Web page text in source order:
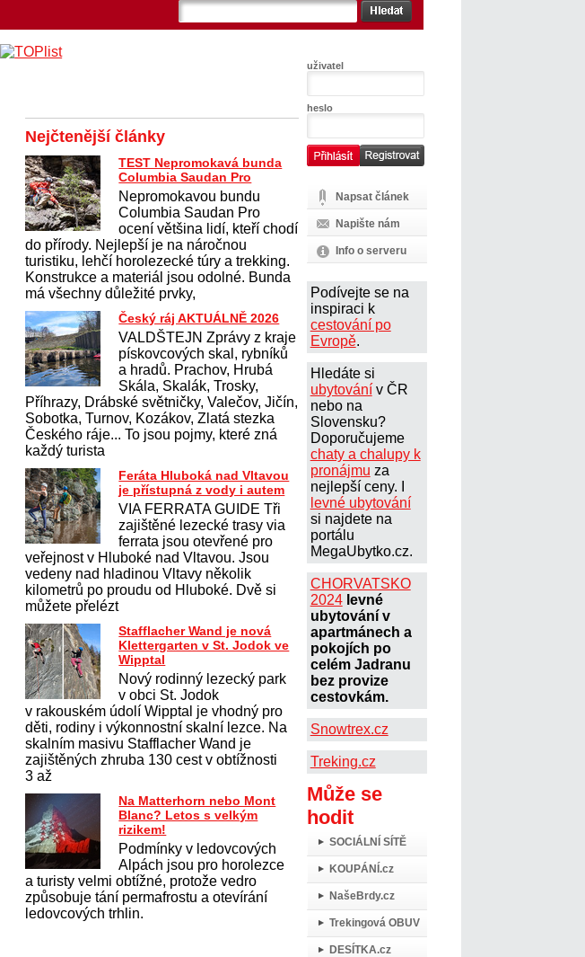
uživatel
heslo
Napsat článek
Napište nám
Info o serveru
Podívejte se na
inspiraci k
cestování po
Evropě.
Hledáte si
ubytovánív ČR
nebo na
Slovensku?
Doporučujeme
chaty a chalupy k
pronájmu za
nejlepší ceny. I
levné ubytování
si najdete na
portálu
MegaUbytko.cz.
CHORVATSKO
2024 levné
ubytování v
apartmánech a
pokojích po
celém Jadranu
bez provize
cestovkám.
Snowtrex.cz
Treking.cz
Může se
hodit
SOCIÁLNÍ SÍTĚ
KOUPÁNÍ.cz
NašeBrdy.cz
Trekingová OBUV
DESÍTKA.cz
Nejčtenější články
TEST Nepromokavá bunda
Columbia Saudan Pro
Nepromokavou bundu
Columbia Saudan Pro
ocení většina lidí, kteří chodí
do přírody. Nejlepší je na náročnou
turistiku, lehčí horolezecké túry a trekking.
Konstrukce a materiál jsou odolné. Bunda
má všechny důležité prvky,
Český ráj AKTUÁLNĚ 2026
VALDŠTEJN Zprávy z kraje
pískovcových skal, rybníků
a hradů. Prachov, Hrubá
Skála, Skalák, Trosky,
Příhrazy, Drábské světničky, Valečov, Jičín,
Sobotka, Turnov, Kozákov, Zlatá stezka
Českého ráje... To jsou pojmy, které zná
každý turista
Feráta Hluboká nad Vltavou
je přístupná z vody i autem
VIA FERRATA GUIDE Tři
zajištěné lezecké trasy via
ferrata jsou otevřené pro
veřejnost v Hluboké nad Vltavou. Jsou
vedeny nad hladinou Vltavy několik
kilometrů po proudu od Hluboké. Dvě si
můžete přelézt
Stafflacher Wand je nová
Klettergarten v St. Jodok ve
Wipptal
Nový rodinný lezecký park
v obci St. Jodok
v rakouském údolí Wipptal je vhodný pro
děti, rodiny i výkonnostní skalní lezce. Na
skalním masivu Stafflacher Wand je
zajištěných zhruba 130 cest v obtížnosti
3 až
Na Matterhorn nebo Mont
Blanc? Letos s velkým
rizikem!
Podmínky v ledovcových
Alpách jsou pro horolezce
a turisty velmi obtížné, protože vedro
způsobuje tání permafrostu a otevírání
ledovcových trhlin.